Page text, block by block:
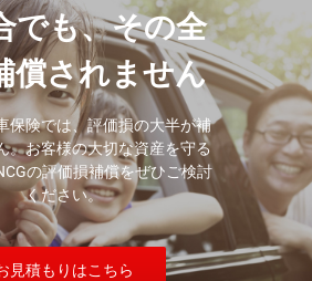
でも、その全
償されません
保険では、評価損の大半が補
。お客様の大切な資産を守る
の評価損補償をぜひご検討
ください。
見積もりはこちら